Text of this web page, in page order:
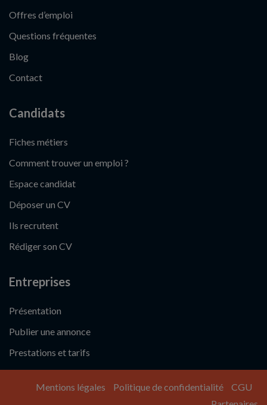
Offres d’emploi
Questions fréquentes
Blog
Contact
Candidats
Fiches métiers
Comment trouver un emploi ?
Espace candidat
Déposer un CV
Ils recrutent
Rédiger son CV
Entreprises
Présentation
Publier une annonce
Prestations et tarifs
Mentions légales Politique de confidentialité
CGU